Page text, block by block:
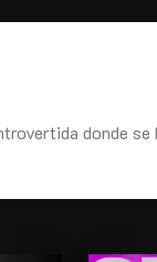
donde se